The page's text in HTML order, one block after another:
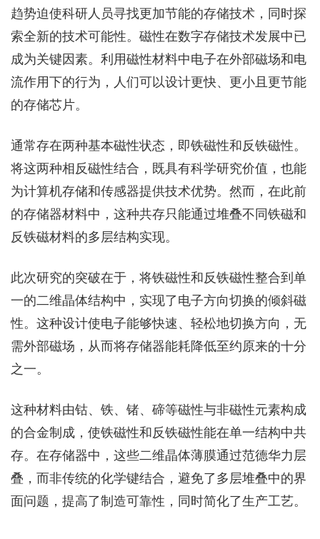
趋势迫使科研人员寻找更加节能的存储技术，同时探
索全新的技术可能性。磁性在数字存储技术发展中已
成为关键因素。利用磁性材料中电子在外部磁场和电
流作用下的行为，人们可以设计更快、更小且更节能
的存储芯片。
通常存在两种基本磁性状态，即铁磁性和反铁磁性。
将这两种相反磁性结合，既具有科学研究价值，也能
为计算机存储和传感器提供技术优势。然而，在此前
的存储器材料中，这种共存只能通过堆叠不同铁磁和
反铁磁材料的多层结构实现。
此次研究的突破在于，将铁磁性和反铁磁性整合到单
一的二维晶体结构中，实现了电子方向切换的倾斜磁
性。这种设计使电子能够快速、轻松地切换方向，无
需外部磁场，从而将存储器能耗降低至约原来的十分
之一。
这种材料由钴、铁、锗、碲等磁性与非磁性元素构成
的合金制成，使铁磁性和反铁磁性能在单一结构中共
存。在存储器中，这些二维晶体薄膜通过范德华力层
叠，而非传统的化学键结合，避免了多层堆叠中的界
面问题，提高了制造可靠性，同时简化了生产工艺。